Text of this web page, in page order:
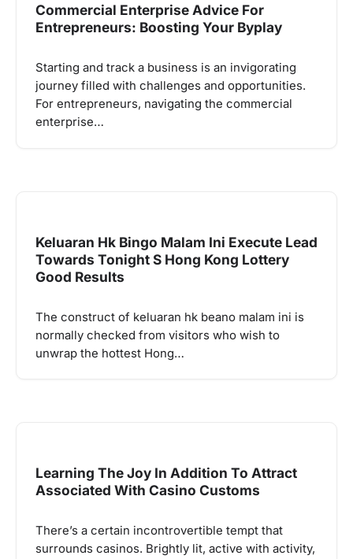
Commercial Enterprise Advice For
Entrepreneurs: Boosting Your Byplay
Starting and track a business is an invigorating
journey filled with challenges and opportunities.
For entrepreneurs, navigating the commercial
enterprise…
Keluaran Hk Bingo Malam Ini Execute Lead
Towards Tonight S Hong Kong Lottery
Good Results
The construct of keluaran hk beano malam ini is
normally checked from visitors who wish to
unwrap the hottest Hong…
Learning The Joy In Addition To Attract
Associated With Casino Customs
There’s a certain incontrovertible tempt that
surrounds casinos. Brightly lit, active with activity,